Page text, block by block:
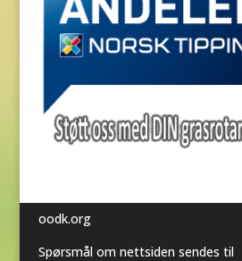
oodk.org
Spørsmål om nettsiden sendes til